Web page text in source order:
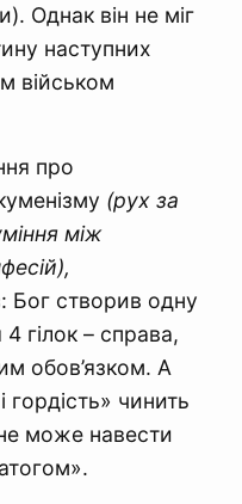
Однак він не міг
наступних
військом
про
(рух за
між
Бог створив одну
гілок – справа,
обов’язком. А
гордість» чинить
може навести